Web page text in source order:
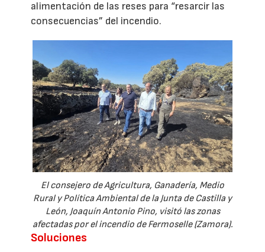
alimentación de las reses para “resarcir las
consecuencias” del incendio.
El consejero de Agricultura, Ganadería, Medio
Rural y Política Ambiental de la Junta de Castilla y
León, Joaquín Antonio Pino, visitó las zonas
afectadas por el incendio de Fermoselle (Zamora).
Soluciones